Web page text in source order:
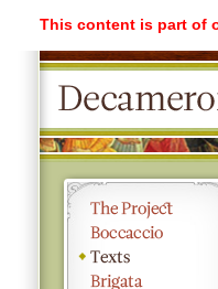
This content is part of